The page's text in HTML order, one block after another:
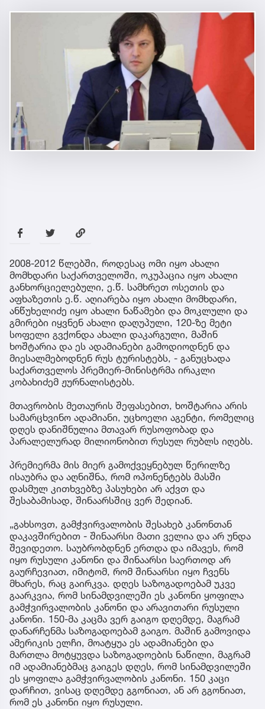
2008-2012 წლებში, როდესაც ომი იყო ახალი
მომხდარი საქართველოში, ოკუპაცია იყო ახალი
განხორციელებული, ე.წ. სამხრეთ ოსეთის და
აფხაზეთის ე.წ. აღიარება იყო ახალი მომხდარი,
ანწუხელიძე იყო ახალი ნაწამები და მოკლული და
გმირები იყვნენ ახალი დაღუპული, 120-ზე მეტი
სოფელი გვქონდა ახალი დაკარგული, მაშინ
ხოშტარია და ეს ადამიანები გამოდიოდნენ და
მიესალმებოდნენ რუს ტურისტებს, - განუცხადა
საქართველოს პრემიერ-მინისტრმა ირაკლი
კობახიძემ ჟურნალისტებს.
მთავრობის მეთაურის შეფასებით, ხოშტარია არის
სამარცხვინო ადამიანი, უცხოელი აგენტი, რომელიც
დღეს დანიშნულია მთავარ რუსოფობად და
პარალელურად მილიონობით რუსულ რუბლს იღებს.
პრემიერმა მის მიერ გამოქვეყნებულ წერილზე
ისაუბრა და აღნიშნა, რომ ოპონენტებს მასში
დასმულ კითხვებზე პასუხები არ აქვთ და
შესაბამისად, შინაარსშიც ვერ შედიან.
„გახსოვთ, გამჭვირვალობის შესახებ კანონთან
დაკავშირებით - შინაარსი მათი ველია და არ უნდა
შევიდეთო. საუბრობდნენ ერთდა და იმავეს, რომ
იყო რუსული კანონი და შინაარსი საერთოდ არ
გაურჩევიათ, იმიტომ, რომ შინაარსი იყო ჩვენს
მხარეს, რაც გაირკვა. დღეს საზოგადოებამ უკვე
გაარკვია, რომ სინამდვილეში ეს კანონი ყოფილა
გამჭვირვალობის კანონი და არავითარი რუსული
კანონი. 150-მა კაცმა ვერ გაიგო დღემდე, მაგრამ
დანარჩენმა საზოგადოებამ გაიგო. მაშინ გამოვიდა
ამერიკის ელჩი, მოატყუა ეს ადამიანები და
მართლა მოტყუვდა საზოგადოების ნაწილი, მაგრამ
იმ ადამიანებმაც გაიგეს დღეს, რომ სინამდვილეში
ეს ყოფილა გამჭვირვალობის კანონი. 150 კაცი
დარჩით, ვისაც დღემდე გგონიათ, ან არ გგონიათ,
რომ ეს კანონი იყო რუსული.